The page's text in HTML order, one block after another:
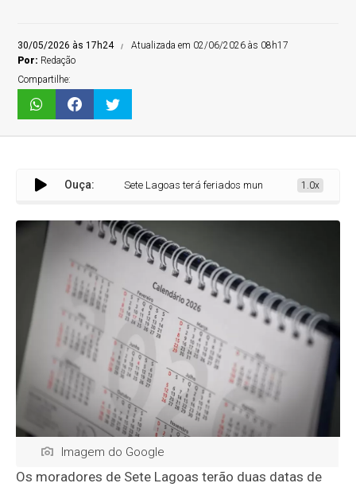
30/05/2026 às 17h24
Atualizada em 02/06/2026 às 08h17
Por: Redação
Compartilhe:
Ouça:
Sete Lagoas terá feriados municipais e ponto facultativo em
1.0x
Imagem do Google
Os moradores de Sete Lagoas terão duas datas de